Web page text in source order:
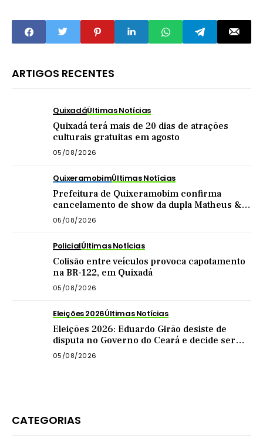
ARTIGOS RECENTES
QuixadáÚltimas Notícias
Quixadá terá mais de 20 dias de atrações
culturais gratuitas em agosto
05/08/2026
QuixeramobimÚltimas Notícias
Prefeitura de Quixeramobim confirma
cancelamento de show da dupla Matheus &
Kauan
05/08/2026
PolicialÚltimas Notícias
Colisão entre veículos provoca capotamento
na BR-122, em Quixadá
05/08/2026
Eleições 2026Últimas Notícias
Eleições 2026: Eduardo Girão desiste de
disputa no Governo do Ceará e decide ser
vice de Zema
05/08/2026
CATEGORIAS